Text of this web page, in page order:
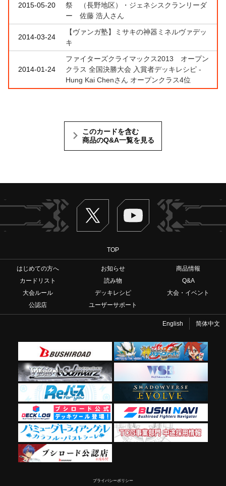
2015-05-20
祭 （長野地区）・ジェネシスクランリーダ
ー 佐藤 浩人さん
2014-03-24
【ヴァンガ塾】ミサキの神器ミネルヴァデッ
キ
2014-01-24
ファイターズクライマックス2013 オープン
クラス 全国決勝大会 入賞者デッキレシピ -
Hung Kai Chenさん オープンクラス4位
このカードを含む
商品のQ&A一覧を見る
Twitter ヴァンガードch
TOP
はじめての方へ お知らせ
商品情報
カードリスト
読み物
Q&A
大会ルール
デッキレシピ
大会・イベント
公認店
ユーザーサポート
English 简体中文
プライバシーポリシー